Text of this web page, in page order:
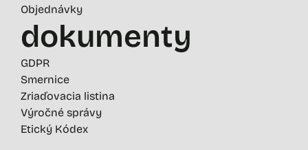
Objednávky
dokumenty
GDPR
Smernice
Zriaďovacia listina
Výročné správy
Etický Kódex